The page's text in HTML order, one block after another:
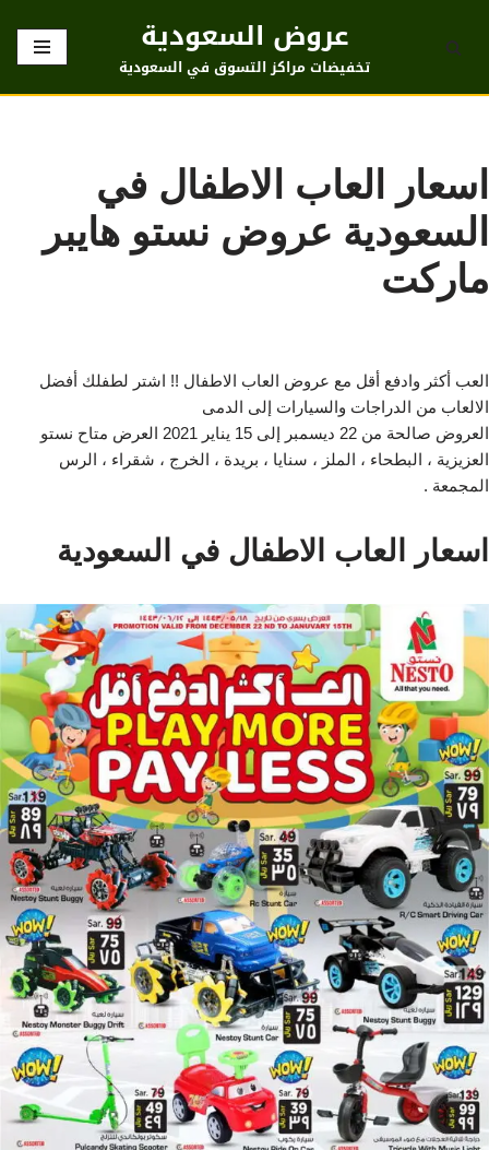
تخطى
عروض السعودية
تخفيضات مراكز التسوق في السعودية
اسعار العاب الاطفال في
السعودية عروض نستو هايبر
ماركت
العب أكثر وادفع أقل مع عروض العاب الاطفال !! اشتر لطفلك أفضل
الالعاب من الدراجات والسيارات إلى الدمى
العروض صالحة من 22 ديسمبر إلى 15 يناير 2021 العرض متاح نستو
العزيزية ، البطحاء ، الملز ، سنايا ، بريدة ، الخرج ، شقراء ، الرس
المجمعة .
اسعار العاب الاطفال في السعودية